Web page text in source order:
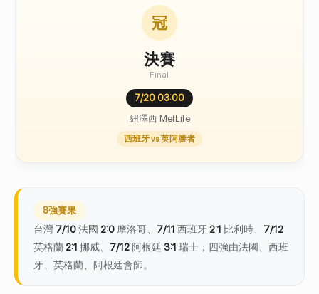
冠
決賽
Final
7/20 03:00
紐澤西 MetLife
西班牙 vs 英阿勝者
8強賽果
台灣 7/10法國 2:0 摩洛哥、 7/11 西班牙 2:1 比利時、 7/12
英格蘭 2:1 挪威、 7/12 阿根廷 3:1 瑞士；四強由法國、西班
牙、英格蘭、阿根廷會師。